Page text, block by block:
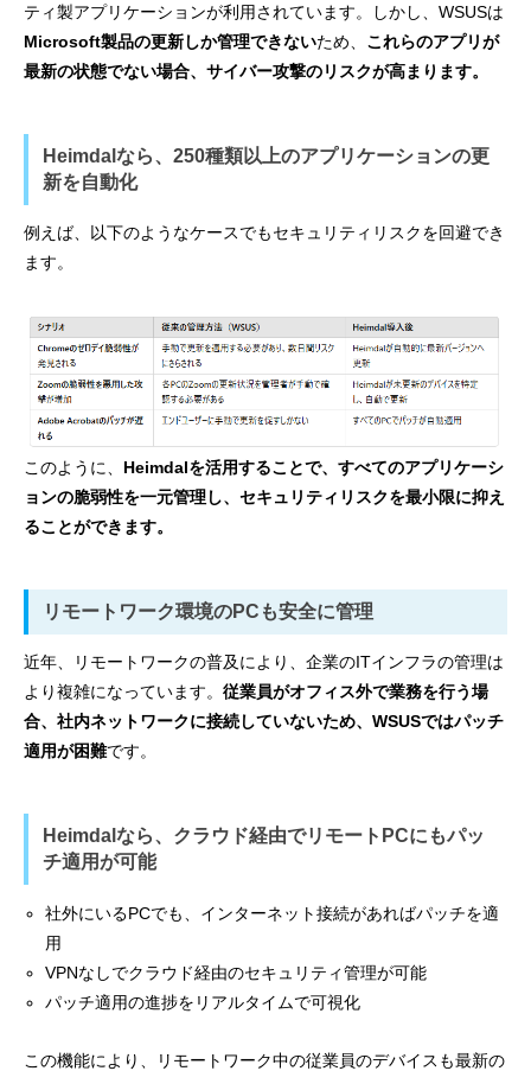
ティ製アプリケーションが利用されています。しかし、WSUSは
Microsoft製品の更新しか管理できないため、 これらのアプリが
最新の状態でない場合、サイバー攻撃のリスクが高まります。
Heimdalなら、250種類以上のアプリケーションの更
新を自動化
例えば、以下のようなケースでもセキュリティリスクを回避でき
ます。
このように、 Heimdalを活用することで、すべてのアプリケーシ
ョンの脆弱性を一元管理し、セキュリティリスクを最小限に抑え
ることができます。
リモートワーク環境のPCも安全に管理
近年、リモートワークの普及により、企業のITインフラの管理は
より複雑になっています。 従業員がオフィス外で業務を行う場
合、社内ネットワークに接続していないため、WSUSではパッチ
適用が困難です。
Heimdalなら、クラウド経由でリモートPCにもパッ
チ適用が可能
社外にいるPCでも、インターネット接続があればパッチを適
用
VPNなしでクラウド経由のセキュリティ管理が可能
パッチ適用の進捗をリアルタイムで可視化
この機能により、リモートワーク中の従業員のデバイスも最新の